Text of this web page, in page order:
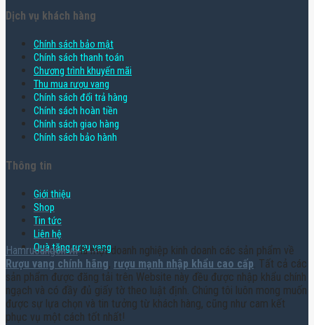
Dịch vụ khách hàng
Chính sách bảo mật
Chính sách thanh toán
Chương trình khuyến mãi
Thu mua rượu vang
Chính sách đổi trả hàng
Chính sách hoàn tiền
Chính sách giao hàng
Chính sách bảo hành
Thông tin
Giới thiệu
Shop
Tin tức
Liên hệ
Quà tặng rượu vang
Hamruoungon.vnlà một doanh nghiệp kinh doanh các sản phẩm về
Rượu vang chính hãng, rượu mạnh nhập khẩu cao cấp. Tất cả các
sản phẩm được đăng tải trên Website này đều được nhập khẩu chính
ngạch và có đầy đủ giấy tờ theo luật định. Chúng tôi luôn mong muốn
được sự lựa chọn và tin tưởng từ khách hàng, cũng như cam kết
phục vụ một cách tốt nhất!